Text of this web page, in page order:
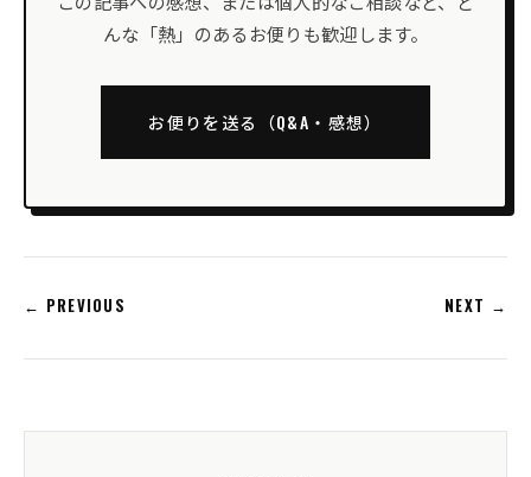
んな「熱」のあるお便りも歓迎します。
お便りを送る（Q&A・感想）
← PREVIOUS NEXT →